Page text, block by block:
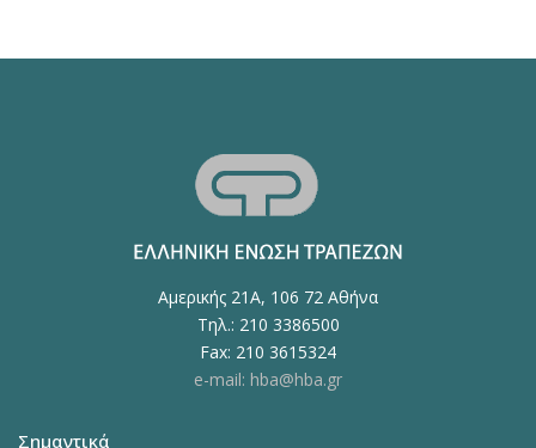
Αμερικής 21Α, 106 72 Αθήνα
Τηλ.: 210 3386500
Fax: 210 3615324
e-mail: hba@hba.gr
Σημαντικά